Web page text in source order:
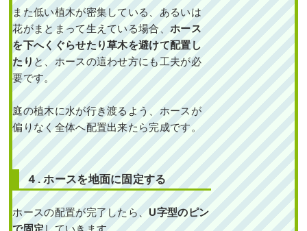
リンバイ・フイリヤブ
ラン・オタフクナンテ
ンの植栽を1人3時間で
実施した事例｜大阪府
大阪市北区J様
作業前 作業後 穴が開いていた
続きを読む
ハ行,フイリヤブラン,ヒメシャリン
バイ,散水ホース,大阪市北区,大阪
植栽
また低い植木が密集している、あるいは
花がまとまって生えている場合、 ホース
を下へくぐらせたり草木を避けて配置し
たり と、ホースの這わせ方にも工夫が必
要です。
庭の植木に水が行き渡るよう、ホースが
偏りなく全体へ配置出来たら完成です。
４.ホースを地面に固定する
ホースの配置が完了したら、 U字型のピン
で固定 していきます。